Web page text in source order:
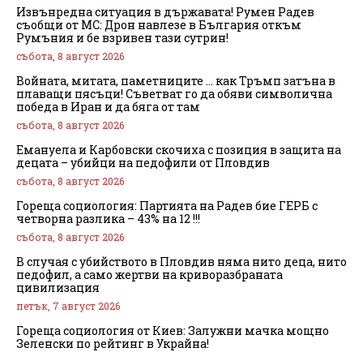
Извънредна ситуация в държавата! Румен Радев
съобщи от МС: Дрон навлезе в България откъм
Румъния и бе взривен тази сутрин!
събота, 8 август 2026
Войната, митата, паметниците … как Тръмп затъна в
плаващи пясъци! Съветват го да обяви символична
победа в Иран и да бяга от там
събота, 8 август 2026
Емануела и Карбовски скочиха с позиция в защита на
децата – убийци на педофили от Пловдив
събота, 8 август 2026
Гореща социология: Партията на Радев бие ГЕРБ с
четворна разлика – 43% на 12 !!!
събота, 8 август 2026
В случая с убийството в Пловдив няма нито деца, нито
педофил, а само жертви на криворазбраната
цивилизация
петък, 7 август 2026
Гореща социология от Киев: Залужни мачка мощно
Зеленски по рейтинг в Украйна!